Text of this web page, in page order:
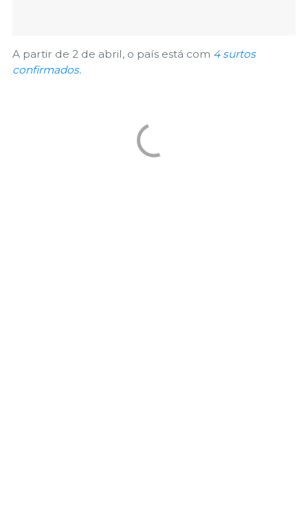
A partir de 2 de abril, o país está com 4 surtos
confirmados.